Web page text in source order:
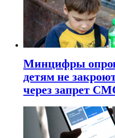
Минцифры
детям не
через запрет